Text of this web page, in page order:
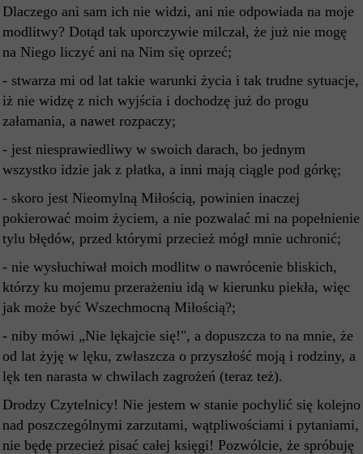
Dlaczego ani sam ich nie widzi, ani nie odpowiada na moje
modlitwy? Dotąd tak uporczywie milczał, że już nie mogę
na Niego liczyć ani na Nim się oprzeć;
- stwarza mi od lat takie warunki życia i tak trudne sytuacje,
iż nie widzę z nich wyjścia i dochodzę już do progu
załamania, a nawet rozpaczy;
- jest niesprawiedliwy w swoich darach, bo jednym
wszystko idzie jak z płatka, a inni mają ciągle pod górkę;
- skoro jest Nieomylną Miłością, powinien inaczej
pokierować moim życiem, a nie pozwalać mi na popełnienie
tylu błędów, przed którymi przecież mógł mnie uchronić;
- nie wysłuchiwał moich modlitw o nawrócenie bliskich,
którzy ku mojemu przerażeniu idą w kierunku piekła, więc
jak może być Wszechmocną Miłością?;
- niby mówi „Nie lękajcie się!", a dopuszcza to na mnie, że
od lat żyję w lęku, zwłaszcza o przyszłość moją i rodziny, a
lęk ten narasta w chwilach zagrożeń (teraz też).
Drodzy Czytelnicy! Nie jestem w stanie pochylić się kolejno
nad poszczególnymi zarzutami, wątpliwościami i pytaniami,
nie będę przecież pisać całej księgi! Pozwólcie, że spróbuję